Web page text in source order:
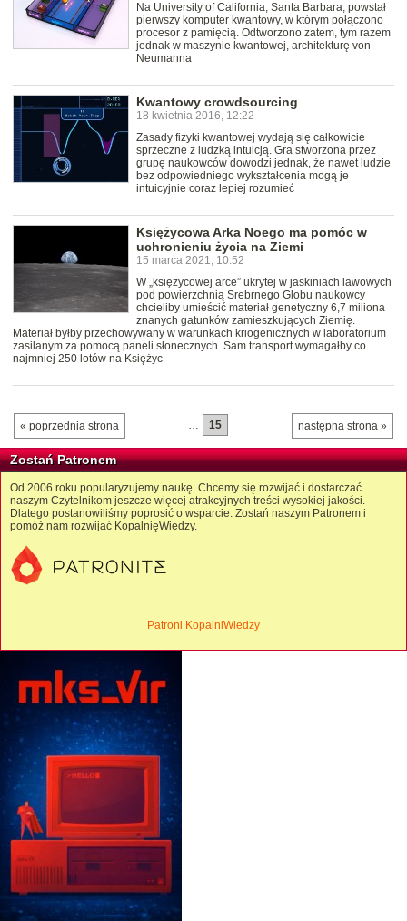
Na University of California, Santa Barbara, powstał
pierwszy komputer kwantowy, w którym połączono
procesor z pamięcią. Odtworzono zatem, tym razem
jednak w maszynie kwantowej, architekturę von
Neumanna
Kwantowy crowdsourcing
18 kwietnia 2016, 12:22
Zasady fizyki kwantowej wydają się całkowicie
sprzeczne z ludzką intuicją. Gra stworzona przez
grupę naukowców dowodzi jednak, że nawet ludzie
bez odpowiedniego wykształcenia mogą je
intuicyjnie coraz lepiej rozumieć
Księżycowa Arka Noego ma pomóc w
uchronieniu życia na Ziemi
15 marca 2021, 10:52
W „księżycowej arce” ukrytej w jaskiniach lawowych
pod powierzchnią Srebrnego Globu naukowcy
chcieliby umieścić materiał genetyczny 6,7 miliona
znanych gatunków zamieszkujących Ziemię.
Materiał byłby przechowywany w warunkach kriogenicznych w laboratorium
zasilanym za pomocą paneli słonecznych. Sam transport wymagałby co
najmniej 250 lotów na Księżyc
« poprzednia strona następna strona »
… 15
Zostań Patronem
Od 2006 roku popularyzujemy naukę. Chcemy się rozwijać i dostarczać
naszym Czytelnikom jeszcze więcej atrakcyjnych treści wysokiej jakości.
Dlatego postanowiliśmy poprosić o wsparcie. Zostań naszym Patronem i
pomóż nam rozwijać KopalnięWiedzy.
Patroni KopalniWiedzy